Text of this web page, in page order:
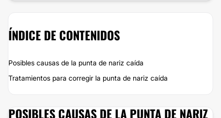
ÍNDICE DE CONTENIDOS
Posibles causas de la punta de nariz caída
Tratamientos para corregir la punta de nariz caída
POSIBLES CAUSAS DE LA PUNTA DE NARIZ